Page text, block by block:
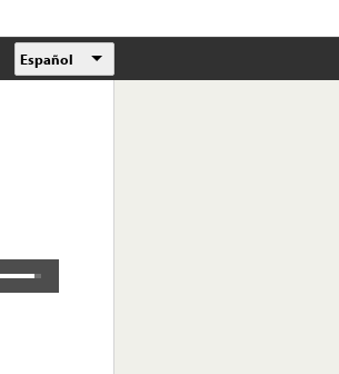
Español